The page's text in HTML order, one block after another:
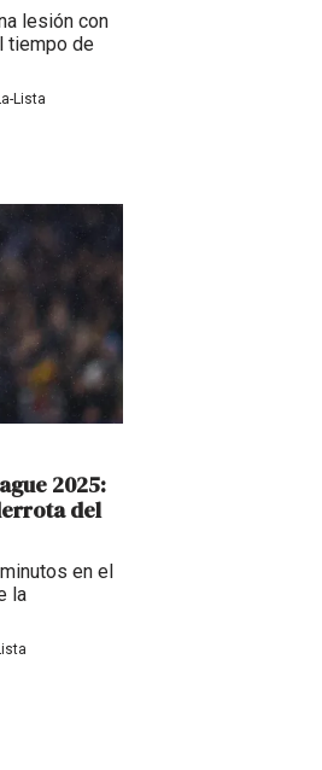
lesión con
tiempo de
Lista
2025:
del
en el
la